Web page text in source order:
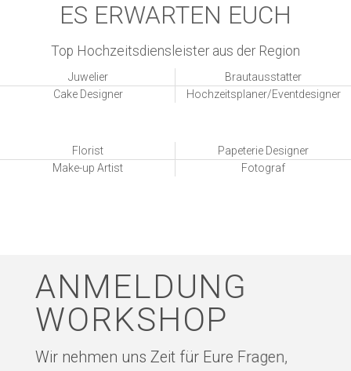
ES ERWARTEN EUCH
Top Hochzeitsdiensleister aus der Region
Juwelier
Brautausstatter
Cake Designer
Hochzeitsplaner/Eventdesigner
Florist
Papeterie Designer
Make-up Artist
Fotograf
ANMELDUNG
WORKSHOP
Wir nehmen uns Zeit für Eure Fragen,